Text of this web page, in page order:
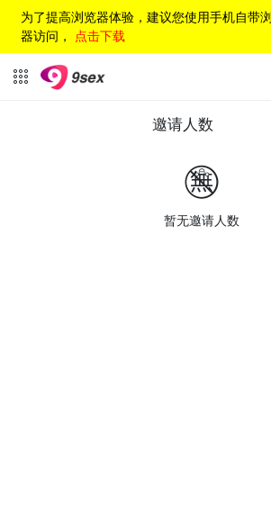
为了提高浏览器体验，建议您使用手机自带
器访问， 点击下载
邀请人数
暂无邀请人数